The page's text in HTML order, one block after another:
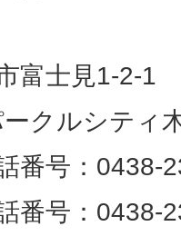
富士見1-2-1
クルシティ
番号：0438-
番号：0438-